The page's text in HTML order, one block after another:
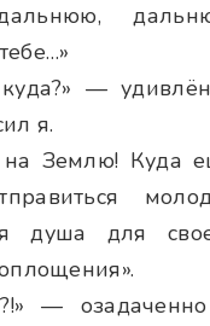
—
я.
на Землю! Куда
душа для
—